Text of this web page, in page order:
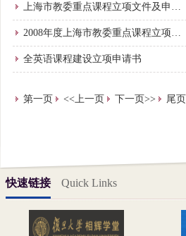
上海市教委重点课程立项文件及申报
表
2008年度上海市教委重点课程立项文
件及申报表
全英语课程建设立项申请书
第一页 <<上一页 下一页>> 尾页
快速链接 Quick Links